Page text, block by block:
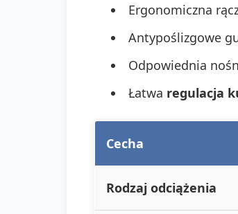
Ergonomiczna
Antypoślizgowe
Odpowiednia
Łatwa regulacja
Cecha
Rodzaj odciążenia